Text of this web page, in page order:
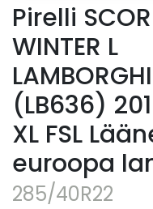
285/40R22
Pirelli
WINTER L
(LB636)
XL FSL
euroopa